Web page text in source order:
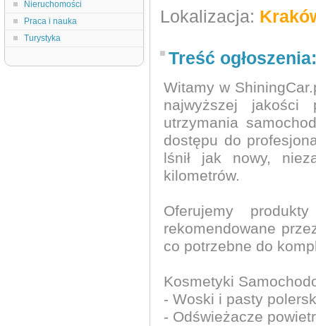
Nieruchomości
Praca i nauka
Turystyka
Lokalizacja:
Treść ogłoszenia:
Witamy w
najwyższej
utrzymania
dostępu do
lśnił jak nowy,
kilometrów.
Oferujemy
rekomendowane
co potrzebne do
Kosmetyki
- Woski i pasty
- Odświeżacze